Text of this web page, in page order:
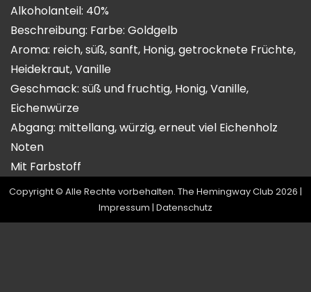
Alkoholanteil: 40%
Beschreibung: Farbe: Goldgelb
Aroma: reich, süß, sanft, Honig, getrocknete Früchte,
Heidekraut, Vanille
Geschmack: süß und fruchtig, Honig, Vanille,
Eichenwürze
Abgang: mittellang, würzig, erneut viel Eichenholz
Noten
Mit Farbstoff
Copyright © Alle Rechte vorbehalten. The Hemingway Club 2026 |
Impressum | Datenschutz